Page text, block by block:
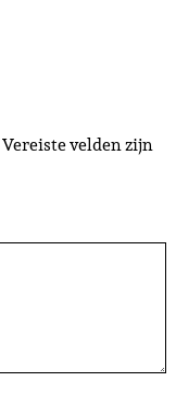
Vereiste velden zijn